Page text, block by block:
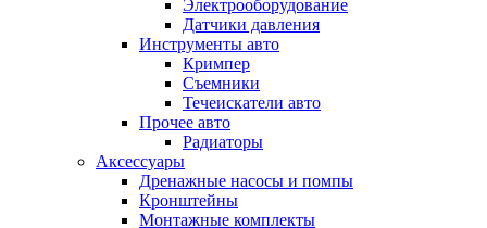
Электрооборудование
Датчики давления
Инструменты авто
Кримпер
Съемники
Течеискатели авто
Прочее авто
Радиаторы
Аксессуары
Дренажные насосы и помпы
Кронштейны
Монтажные комплекты